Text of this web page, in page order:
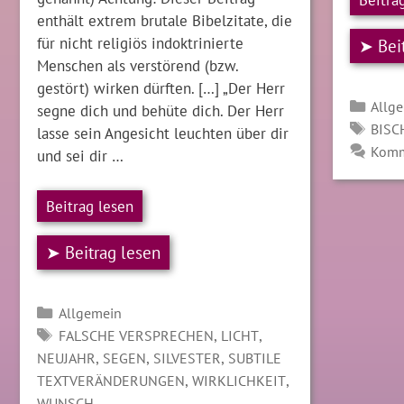
➤
enthält extrem brutale Bibelzitate, die
für nicht religiös indoktrinierte
Menschen als verstörend (bzw.
gestört) wirken dürften. […] „Der Herr
segne dich und behüte dich. Der Herr
lasse sein Angesicht leuchten über dir
und sei dir …
Beitrag lesen
➤ Beitrag lesen
Kategorien
Allgemein
SCHLAGWÖRTER
FALSCHE VERSPRECHEN, LICHT,
NEUJAHR, SEGEN, SILVESTER, SUBTILE
TEXTVERÄNDERUNGEN,WIRKLICHKEIT,